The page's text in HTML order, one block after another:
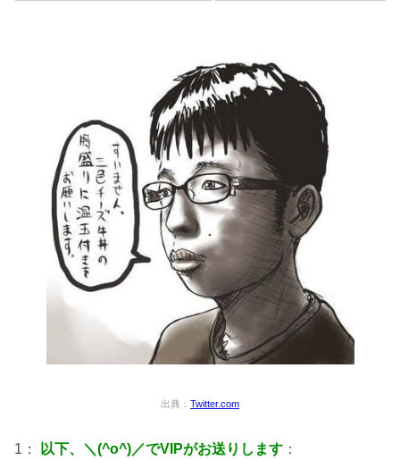
出典： Twitter.com
1： 以下、＼(^o^)／でVIPがお送りします ：